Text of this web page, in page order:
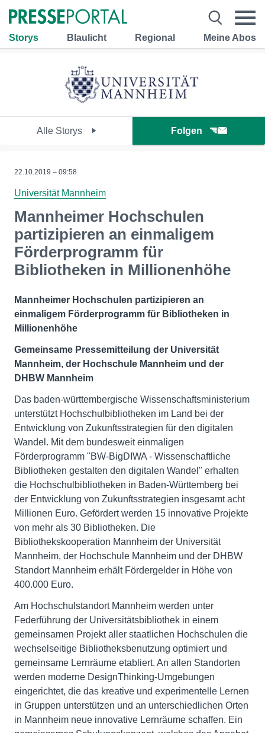
Storys Blaulicht Regional Meine Abos
Alle Storys Folgen
22.10.2019 – 09:58
Universität Mannheim
Mannheimer Hochschulen
partizipieren an einmaligem
Förderprogramm für
Bibliotheken in Millionenhöhe
Mannheimer Hochschulen partizipieren an
einmaligem Förderprogramm für Bibliotheken in
Millionenhöhe
Gemeinsame Pressemitteilung der Universität
Mannheim, der Hochschule Mannheim und der
DHBW Mannheim
Das baden-württembergische Wissenschaftsministerium
unterstützt Hochschulbibliotheken im Land bei der
Entwicklung von Zukunftsstrategien für den digitalen
Wandel. Mit dem bundesweit einmaligen
Förderprogramm "BW-BigDIWA - Wissenschaftliche
Bibliotheken gestalten den digitalen Wandel" erhalten
die Hochschulbibliotheken in Baden-Württemberg bei
der Entwicklung von Zukunftsstrategien insgesamt acht
Millionen Euro. Gefördert werden 15 innovative Projekte
von mehr als 30 Bibliotheken. Die
Bibliothekskooperation Mannheim der Universität
Mannheim, der Hochschule Mannheim und der DHBW
Standort Mannheim erhält Fördergelder in Höhe von
400.000 Euro.
Am Hochschulstandort Mannheim werden unter
Federführung der Universitätsbibliothek in einem
gemeinsamen Projekt aller staatlichen Hochschulen die
wechselseitige Bibliotheksbenutzung optimiert und
gemeinsame Lernräume etabliert. An allen Standorten
werden moderne DesignThinking-Umgebungen
eingerichtet, die das kreative und experimentelle Lernen
in Gruppen unterstützen und an unterschiedlichen Orten
in Mannheim neue innovative Lernräume schaffen. Ein